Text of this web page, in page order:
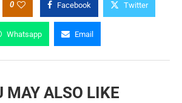
0 Facebook Twitter
Whatsapp Email
MAY ALSO LIKE